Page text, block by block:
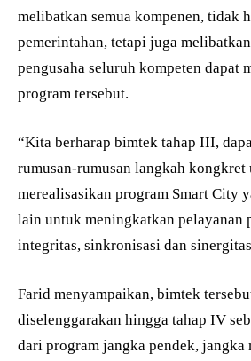
melibatkan semua kompenen, tidak
pemerintahan, tetapi juga
pengusaha seluruh kompeten dapat
program tersebut.
“Kita berharap bimtek tahap III,
rumusan-rumusan langkah kongkret
merealisasikan program Smart City
lain untuk meningkatkan pelayanan
integritas, sinkronisasi dan
Farid menyampaikan, bimtek
diselenggarakan hingga tahap IV
dari program jangka pendek, jangka